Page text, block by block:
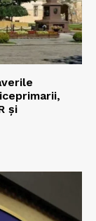
și